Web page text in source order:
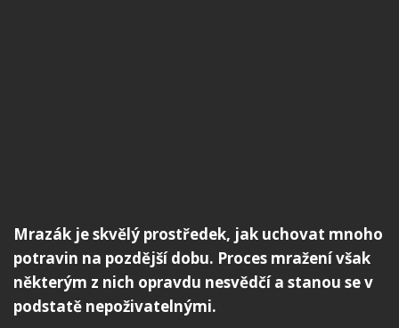
Mrazák je skvělý prostředek, jak uchovat mnoho
potravin na pozdější dobu. Proces mražení však
některým z nich opravdu nesvědčí a stanou se v
podstatě nepoživatelnými.